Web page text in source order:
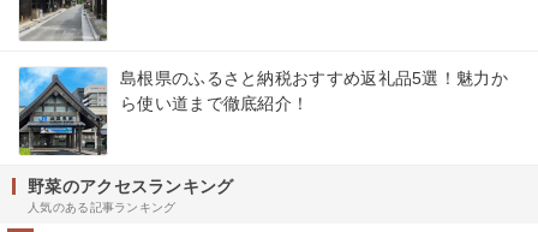
島根県のふるさと納税おすすめ返礼品5選！魅力か
ら使い道まで徹底紹介！
野菜のアクセスランキング
人気のある記事ランキング